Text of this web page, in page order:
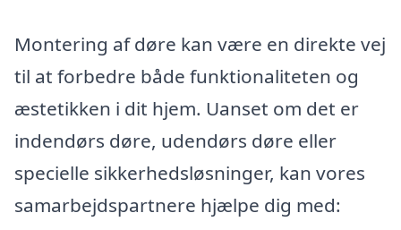
Montering af døre kan være en direkte vej
til at forbedre både funktionaliteten og
æstetikken i dit hjem. Uanset om det er
indendørs døre, udendørs døre eller
specielle sikkerhedsløsninger, kan vores
samarbejdspartnere hjælpe dig med: